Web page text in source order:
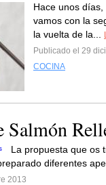
Hace unos
vamos con la
la vuelta de la...
Publicado el 29
COCINA
Salmón
La propuesta que os
diferentes
2013